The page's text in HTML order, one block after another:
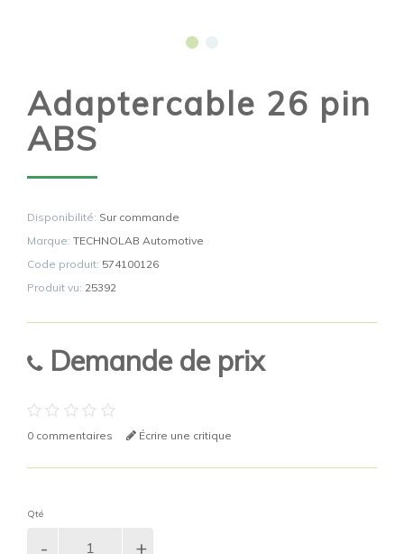
Adaptercable 26 pin
ABS
Disponibilité: Sur commande
Marque: TECHNOLAB Automotive
Code produit: 574100126
Produit vu: 25392
Demande de prix
0 commentaires Écrire une critique
Qté